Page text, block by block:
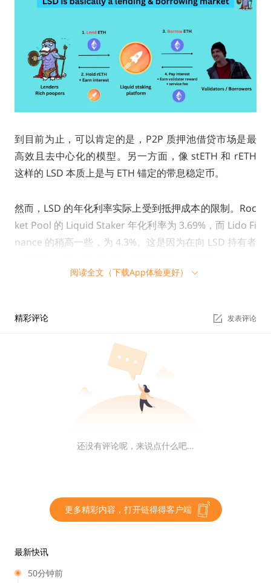
到目前为止，可以肯定的是，P2P 质押池借贷市场是最
高效且去中心化的模型。另一方面，像 stETH 和 rETH
这样的 LSD 本质上是与 ETH 锚定的带息稳定币。
然而，LSD 的年化利率实际上受到抵押成本的限制。Roc
ket Pool 的 Liquid Staker 年化利率为 3.69%，而 Lido Fi
nance 的稍高一些，为 4.3%。这是因为在向 LSD 持有者
为了创建一个终极的去中心化 LSD 项目，frxETH v2 引入
了一些创新机制，其中最重要的包括：
· 基于市场和使用率的利率
阅读全文（下载App体验更好）
精彩评论 发表评论
还没有评论呢，来说点什么吧...
更多精彩内容，打开链得得客户端
最新快讯
50分钟前